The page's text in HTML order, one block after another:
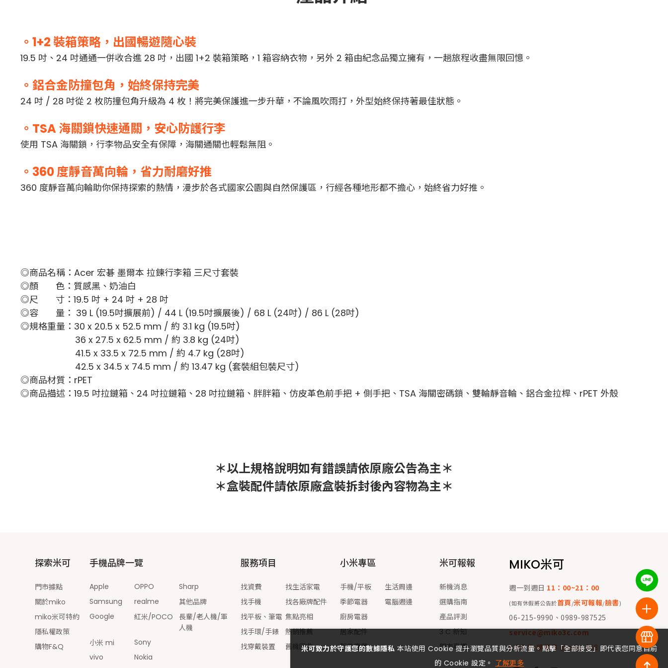
。1+2 裝箱策略，出國暢遊隨心裝
19.5 吋、24 吋通通一併收合進 28 吋，出國 1+2 裝箱策略，1 箱容納衣物，另外 2 箱由紀念品獨立擁有，一趟旅程收盡無限回憶。
。鋁合金防撞包角，始終保持完美
24 吋 / 28 吋從 2 枚防撞包角升級為 4 枚！將完美保護進一步升華，不論風吹雨打，外型始終保持著最佳狀態。
。TSA 海關鎖快速通關，安心防護行李
使用 TSA 海關鎖，行李物品安全有保障，海關通關也輕鬆無阻。
。360 度靜音萬向輪，省力耐磨好推
360 度靜音萬向輪助你保持探索的熱情，漫步於各式國家公園與自然保護區，行經各種地形都不擔心，始終省力好推。
◎商品名稱：Acer 宏碁 墨爾本 拉鍊行李箱 三尺寸套裝
◎顏 色：質感黑、奶油白
◎尺 寸：19.5 吋 + 24 吋 + 28 吋
◎容 量： 39 L (19.5吋擴展前) / 44 L (19.5吋擴展後) / 68 L (24吋) / 86 L (28吋)
◎規格重量：30 x 20.5 x 52.5 mm / 約 3.1 kg (19.5吋)
36 x 27.5 x 62.5 mm / 約 3.8 kg (24吋)
41.5 x 33.5 x 72.5 mm / 約 4.7 kg (28吋)
42.5 x 34.5 x 74.5 mm / 約 13.47 kg (套裝組包裝尺寸)
◎商品材質：rPET
◎商品描述：19.5 吋拉鏈箱、24 吋拉鏈箱、28 吋拉鏈箱、胖胖箱、仿皮革色前手把 + 側手把、TSA 海關密碼鎖、雙輪靜音輪、鋁合金拉桿、rPET 外殼
＊以上規格說明如有錯誤請依原廠公告為主＊
＊盒裝配件請依原廠盒裝拆封後內容物為主＊
探索米可
門市據點
關於miko
miko米可特約
隱私權政策
購物F&Q
手機品牌一覽
Apple
Samsung
Google
小米 mi
vivo
OPPO
realme
紅米/POCO
Sony
Nokia
Sharp
其他品牌
長輩/老人機/軍
人機
服務項目
找資費
找手機
找平板、筆電
找手環/手錶
找穿戴裝置
找生活家電
找各廠牌配件
焦點亮相
熱銷推薦
舊機回收
小米專區
手機/平板
季節電器
廚房電器
居家配件
智能穿戴
生活周邊
電腦週邊
米可報報
新機消息
選購指南
產品評測
3 C 新知
門市專欄
MIKO米可
週一到週日 11：00~21：00
(如有休假將公告於首頁/米可報報/臉書)
06-215-9990、0989-987525
service@miko3c.com
LINE ID 請搜尋 @miko168
米可致力於守護您的數據隱私 本站使用 Cookie 提升瀏覽品質與分析流量。點擊「全部接受」即代表您同意目前
的 Cookie 設定。 了解更多